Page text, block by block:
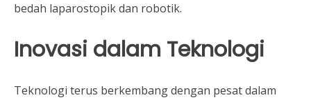
bedah laparostopik dan robotik.
Inovasi dalam Teknologi
Teknologi terus berkembang dengan pesat dalam